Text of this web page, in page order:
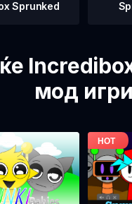
Sprunked
мод игри